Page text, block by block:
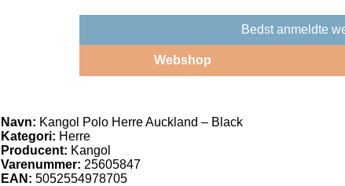
Bedst anmeldte
Webshop
Navn: Kangol Polo Herre Auckland – Black
Kategori: Herre
Producent: Kangol
Varenummer: 25605847
EAN: 5052554978705